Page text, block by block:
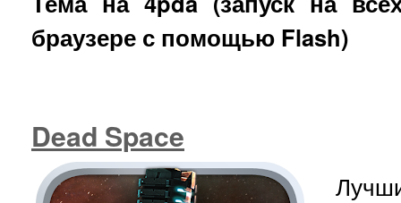
браузере с помощью Flash)
Dead Space